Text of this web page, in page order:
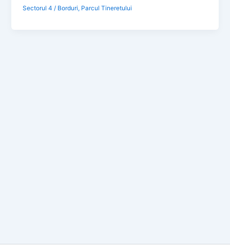
Sectorul 4 / Borduri, Parcul Tineretului